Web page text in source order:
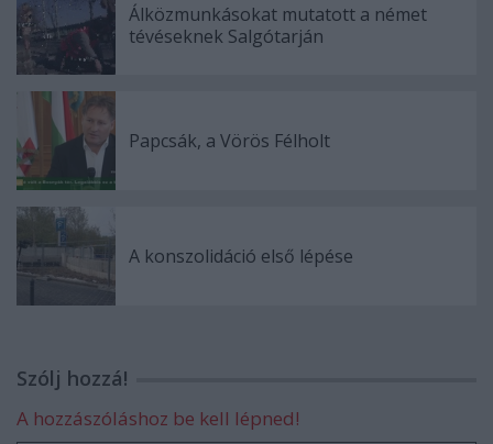
Álközmunkásokat mutatott a német
tévéseknek Salgótarján
Papcsák, a Vörös Félholt
A konszolidáció első lépése
Szólj hozzá!
A hozzászóláshoz be kell lépned!